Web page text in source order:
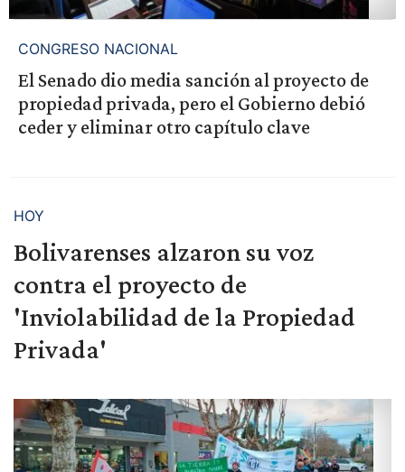
CONGRESO NACIONAL
El Senado dio media sanción al proyecto de
propiedad privada, pero el Gobierno debió
ceder y eliminar otro capítulo clave
HOY
Bolivarenses alzaron su voz
contra el proyecto de
'Inviolabilidad de la Propiedad
Privada'